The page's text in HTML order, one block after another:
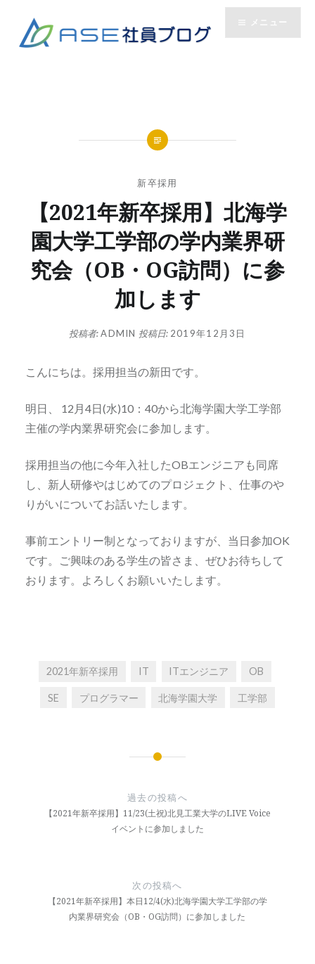
メニュー
新卒採用
【2021年新卒採用】北海学
園大学工学部の学内業界研
究会（OB・OG訪問）に参
加します
投稿者:ADMIN 投稿日: 2019年12月3日
こんにちは。採用担当の新田です。
明日、 12月4日(水)10：40から北海学園大学工学部
主催の学内業界研究会に参加します。
採用担当の他に今年入社したOBエンジニアも同席
し、新人研修やはじめてのプロジェクト、仕事のや
りがいについてお話いたします。
事前エントリー制となっておりますが、当日参加OK
です。ご興味のある学生の皆さま、ぜひお待ちして
おります。よろしくお願いいたします。
2021年新卒採用 IT ITエンジニア OB
SE プログラマー 北海学園大学 工学部
過去の投稿へ
【2021年新卒採用】11/23(土祝)北見工業大学のLIVE Voice
イベントに参加しました
次の投稿へ
【2021年新卒採用】本日12/4(水)北海学園大学工学部の学
内業界研究会（OB・OG訪問）に参加しました